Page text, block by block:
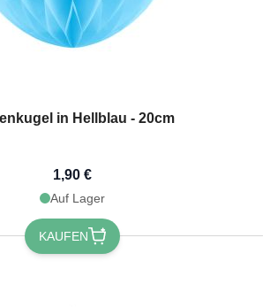
in Hellblau - 20cm
1,90 €
Auf Lager
KAUFEN